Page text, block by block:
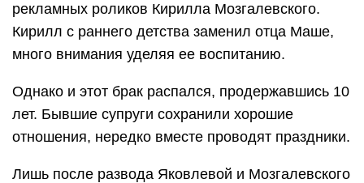
рекламных роликов Кирилла Мозгалевского.
Кирилл с раннего детства заменил отца Маше,
много внимания уделяя ее воспитанию.
Однако и этот брак распался, продержавшись 10
лет. Бывшие супруги сохранили хорошие
отношения, нередко вместе проводят праздники.
Лишь после развода Яковлевой и Мозгалевского